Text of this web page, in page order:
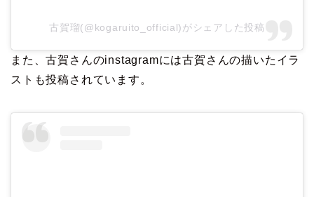
古賀瑠(@kogaruito_official)がシェアした投稿
また、古賀さんのinstagramには古賀さんの描いたイラ
ストも投稿されています。